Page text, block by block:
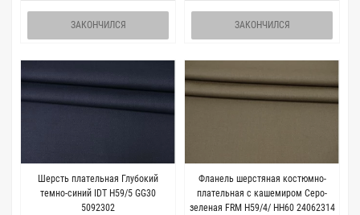
ЗАКОНЧИЛСЯ ЗАКОНЧИЛСЯ
Шерсть плательная Глубокий
темно-синий IDT H59/5 GG30
5092302
Фланель шерстяная костюмно-
плательная с кашемиром Серо-
зеленая FRM H59/4/ HH60 24062314